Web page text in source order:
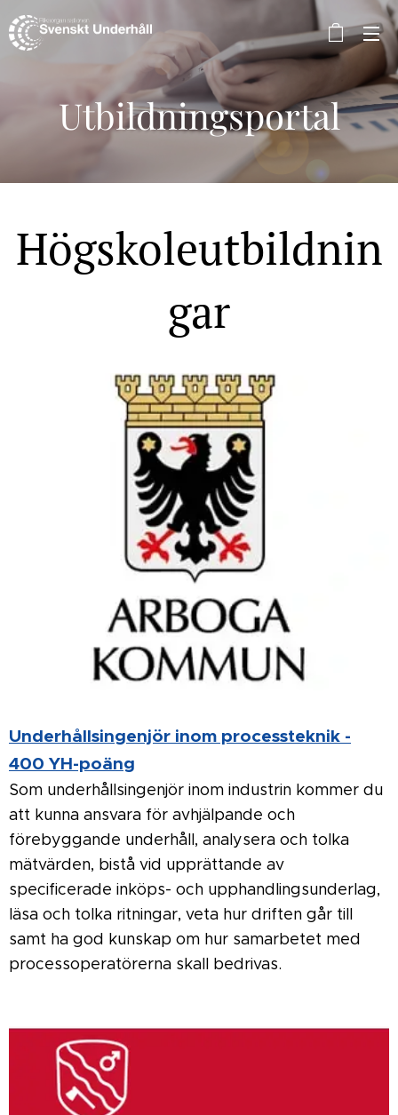
Utbildningsportal
Högskoleutbildnin
gar
Underhållsingenjör inom processteknik -
400 YH-poäng
Som underhållsingenjör inom industrin kommer du
att kunna ansvara för avhjälpande och
förebyggande underhåll, analysera och tolka
mätvärden, bistå vid upprättande av
specificerade inköps- och upphandlingsunderlag,
läsa och tolka ritningar, veta hur driften går till
samt ha god kunskap om hur samarbetet med
processoperatörerna skall bedrivas.